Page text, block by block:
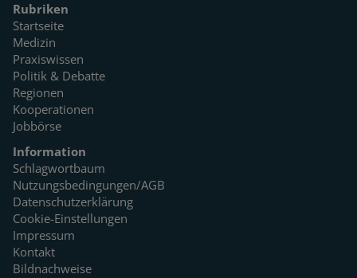
Rubriken
Startseite
Medizin
Praxiswissen
Politik & Debatte
Regionen
Kooperationen
Jobbörse
Information
Schlagwortbaum
Nutzungsbedingungen/AGB
Datenschutzerklärung
Cookie-Einstellungen
Impressum
Kontakt
Bildnachweise